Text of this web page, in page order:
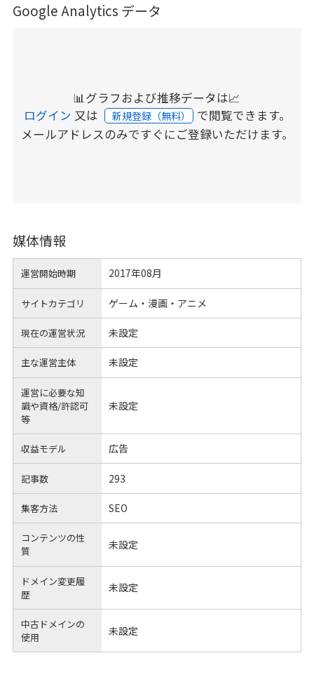
Google Analytics データ
📊グラフおよび推移データは📈
ログイン 又は 新規登録（無料） で閲覧できます。
メールアドレスのみですぐにご登録いただけます。
媒体情報
運営開始時期 2017年08月
サイトカテゴリ ゲーム・漫画・アニメ
現在の運営状況 未設定
主な運営主体 未設定
運営に必要な知
識や資格/許認可
等
未設定
収益モデル 広告
記事数 293
集客方法 SEO
コンテンツの性
質
未設定
ドメイン変更履
歴
未設定
中古ドメインの
使用
未設定